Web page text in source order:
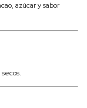
azúcar y sabor